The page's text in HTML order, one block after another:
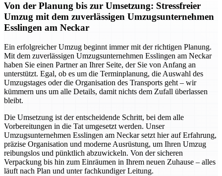
Von der Planung bis zur Umsetzung: Stressfreier
Umzug mit dem zuverlässigen Umzugsunternehmen
Esslingen am Neckar
Ein erfolgreicher Umzug beginnt immer mit der richtigen Planung.
Mit dem zuverlässigen Umzugsunternehmen Esslingen am Neckar
haben Sie einen Partner an Ihrer Seite, der Sie von Anfang an
unterstützt. Egal, ob es um die Terminplanung, die Auswahl des
Umzugstages oder die Organisation des Transports geht – wir
kümmern uns um alle Details, damit nichts dem Zufall überlassen
bleibt.
Die Umsetzung ist der entscheidende Schritt, bei dem alle
Vorbereitungen in die Tat umgesetzt werden. Unser
Umzugsunternehmen Esslingen am Neckar setzt hier auf Erfahrung,
präzise Organisation und moderne Ausrüstung, um Ihren Umzug
reibungslos und pünktlich abzuwickeln. Von der sicheren
Verpackung bis hin zum Einräumen in Ihrem neuen Zuhause – alles
läuft nach Plan und unter fachkundiger Leitung.